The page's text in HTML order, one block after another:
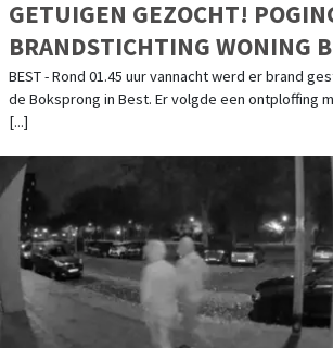
GETUIGEN GEZOCHT!
BRANDSTICHTING WONING
BEST - Rond 01.45 uur vannacht werd er brand
de Boksprong in Best. Er volgde een ontploffing
[...]